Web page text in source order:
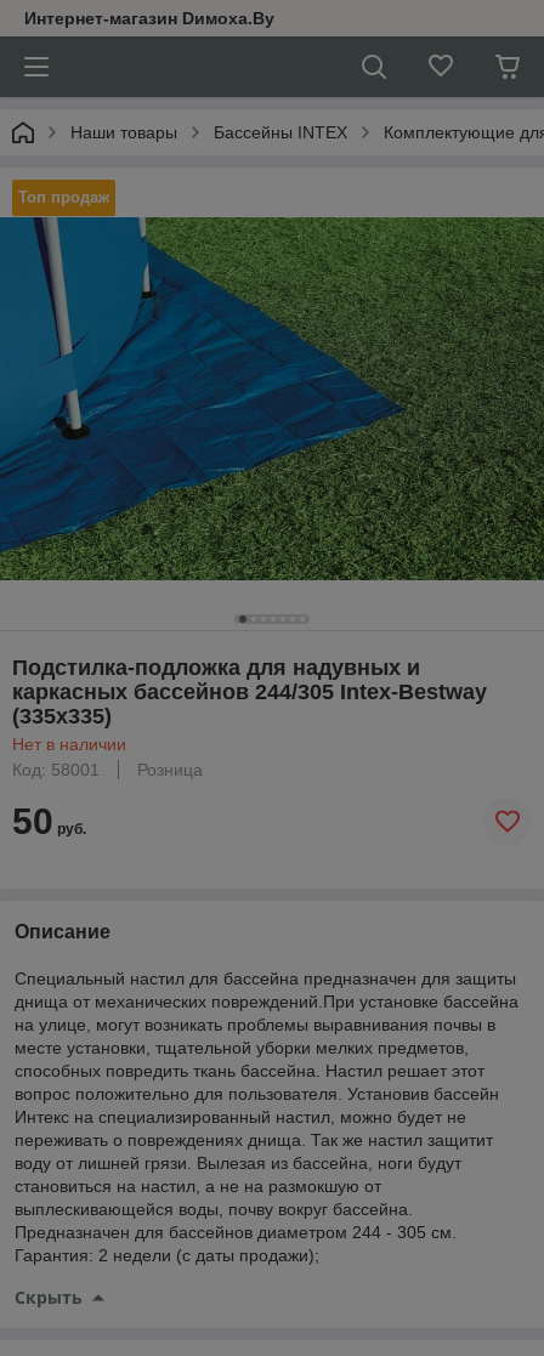
Интернет-магазин Dимoхa.By
Наши товары Бассейны INTEX Комплектующие
Топ продаж
Подстилка-подложка для надувных и
каркасных бассейнов 244/305 Intex-Bestway
(335х335)
Нет в наличии
Код: 58001
Розница
50 руб.
Описание
Специальный настил для бассейна предназначен для защиты
днища от механических повреждений.При установке бассейна
на улице, могут возникать проблемы выравнивания почвы в
месте установки, тщательной уборки мелких предметов,
способных повредить ткань бассейна. Настил решает этот
вопрос положительно для пользователя. Установив бассейн
Интекс на специализированный настил, можно будет не
переживать о повреждениях днища. Так же настил защитит
воду от лишней грязи. Вылезая из бассейна, ноги будут
становиться на настил, а не на размокшую от
выплескивающейся воды, почву вокруг бассейна.
Предназначен для бассейнов диаметром 244 - 305 см.
Гарантия: 2 недели (с даты продажи);
Скрыть